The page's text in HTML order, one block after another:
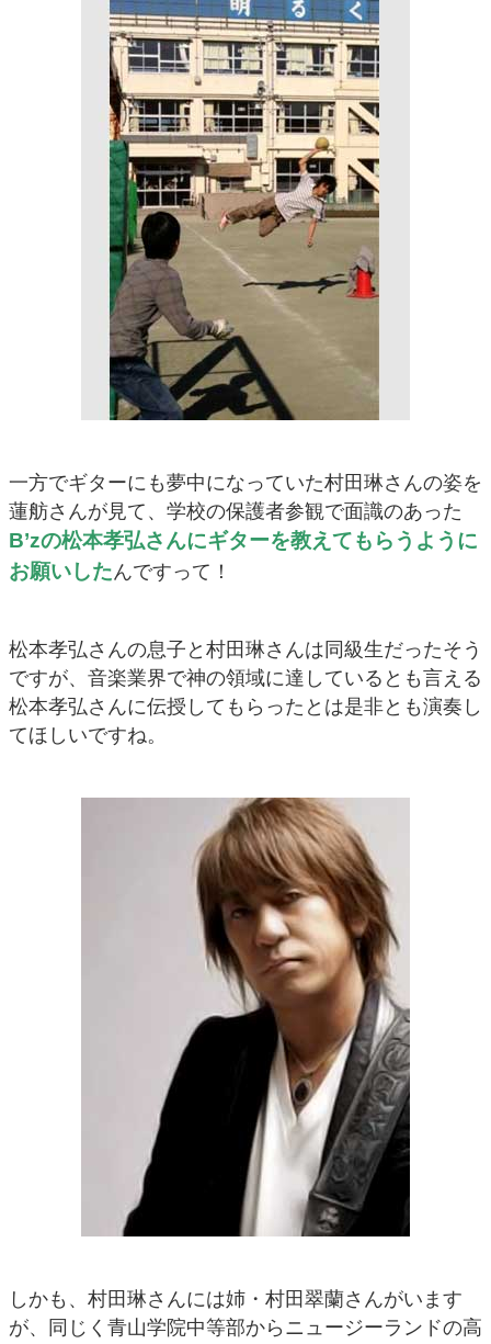
一方でギターにも夢中になっていた村田琳さんの姿を
蓮舫さんが見て、学校の保護者参観で面識のあった
B’zの松本孝弘さんにギターを教えてもらうように
お願いしたんですって！
松本孝弘さんの息子と村田琳さんは同級生だったそう
ですが、音楽業界で神の領域に達しているとも言える
松本孝弘さんに伝授してもらったとは是非とも演奏し
てほしいですね。
しかも、村田琳さんには姉・村田翠蘭さんがいます
が、同じく青山学院中等部からニュージーランドの高